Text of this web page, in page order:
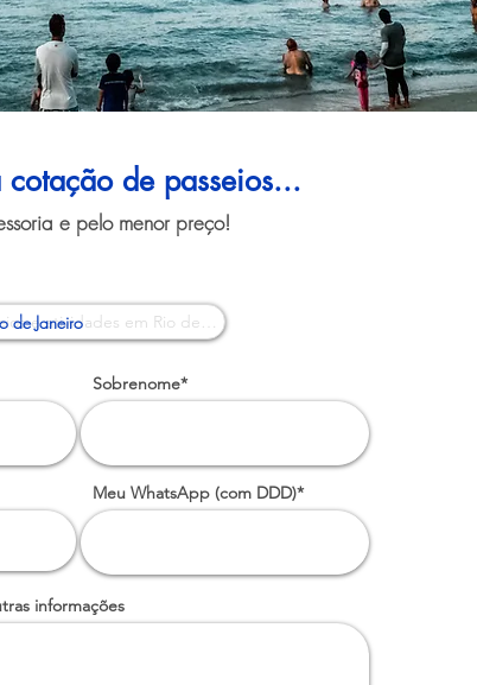
de passeios...
e pelo menor preço!
de Janeiro
Sobrenome*
Meu WhatsApp (com DDD)*
informações